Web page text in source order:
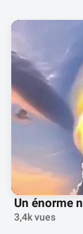
Un énorme
3,4k vues